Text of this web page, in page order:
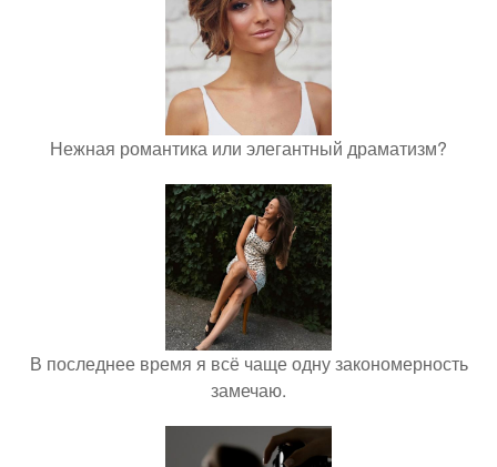
Нежная романтика или элегантный драматизм?
В последнее время я всё чаще одну закономерность
замечаю.